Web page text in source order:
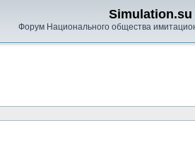
Simulation.su
Форум Национального общества